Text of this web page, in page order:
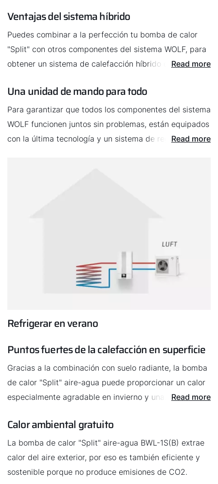
Ventajas del sistema híbrido
Puedes combinar a la perfección tu bomba de calor
"Split" con otros componentes del sistema WOLF, para
obtener un sistema de calefacción híbrido con
Los sistemas de ventilación doméstica de WOLF
también se adaptan perfectamente a una bomba de
calor.
Read more
Una unidad de mando para todo
Para garantizar que todos los componentes del sistema
WOLF funcionen juntos sin problemas, están equipados
con la última tecnología y un sistema de regulación
Read more
Refrigerar en verano
Puntos fuertes de la calefacción en superficie
Gracias a la combinación con suelo radiante, la bomba
de calor "Split" aire-agua puede proporcionar un calor
especialmente agradable en invierno y una
hoy en día el sistema de calefacción más eficiente en
los edificios nuevos.
Read more
Calor ambiental gratuito
La bomba de calor "Split" aire-agua BWL-1S(B) extrae
calor del aire exterior, por eso es también eficiente y
sostenible porque no produce emisiones de CO2.